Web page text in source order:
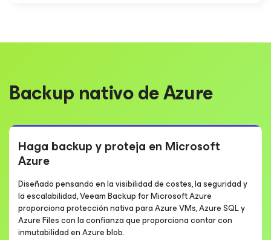
Backup nativo de Azure
Haga backup y proteja en Microsoft
Azure
Diseñado pensando en la visibilidad de costes, la seguridad y
la escalabilidad, Veeam Backup for Microsoft Azure
proporciona protección nativa para Azure VMs, Azure SQL y
Azure Files con la confianza que proporciona contar con
inmutabilidad en Azure blob.